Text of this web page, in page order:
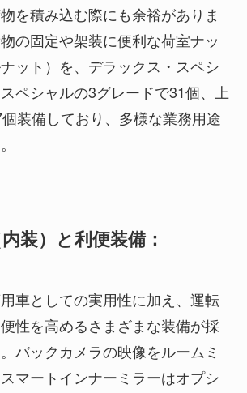
を積み込む際にも余裕がありま
の固定や架装に便利な荷室ナッ
ット）を、デラックス・スペシ
ペシャルの3グレードで31個、上
装備しており、多様な業務用途
装）と利便装備：
車としての実用性に加え、運転
性を高めるさまざまな装備が採
バックカメラの映像をルームミ
マートインナーミラーはオプシ